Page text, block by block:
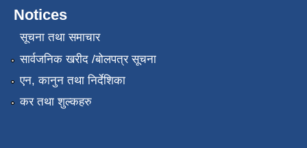
Notices
सूचना तथा समाचार
सार्वजनिक खरीद /बोलपत्र सूचना
एन, कानुन तथा निर्देशिका
कर तथा शुल्कहरु